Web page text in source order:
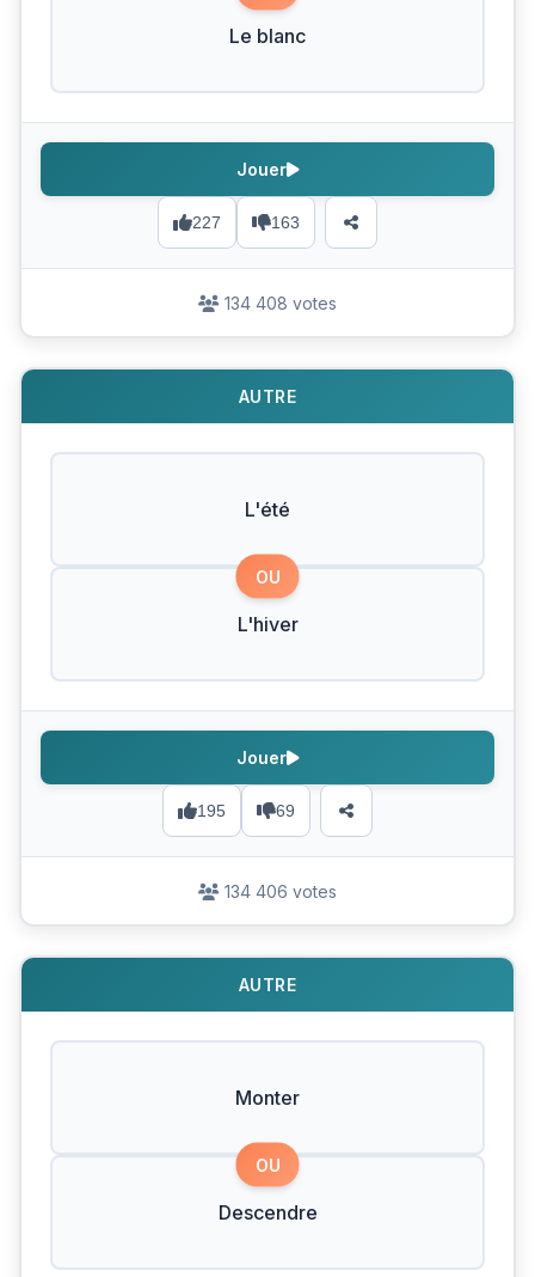
Le blanc
227 163
Jouer
134 408 votes
AUTRE
L'été
OU
L'hiver
195 69
Jouer
134 406 votes
AUTRE
Monter
OU
Descendre